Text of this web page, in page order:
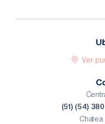
Ver
(51) (54)
Chatea